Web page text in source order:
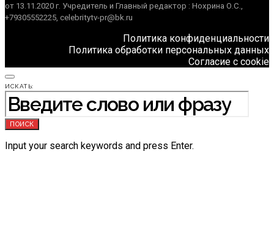
от 13.11.2020 г. Учредитель и Главный редактор : Нохрина О.С.,
+79305552225, celebritytv-pr@bk.ru
Политика конфиденциальности
Политика обработки персональных данных
Согласие с cookie
ИСКАТЬ:
ПОИСК
Input your search keywords and press Enter.